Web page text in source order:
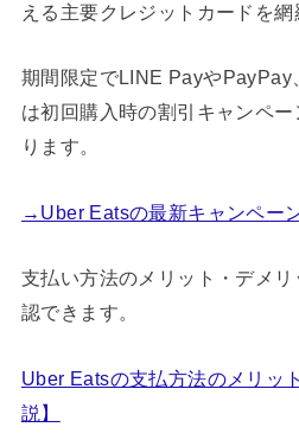
える主要クレジットカードを網
期間限定でLINE PayやPayPay
は初回購入時の割引キャンペ
ります。
→Uber Eatsの最新キャンペー
支払い方法のメリット・デメ
認できます。
Uber Eatsの支払方法のメリッ
説】